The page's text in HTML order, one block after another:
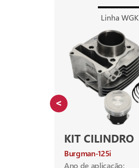
Linha WGK
KIT CILINDRO
Burgman-125i
Ano de aplicação: